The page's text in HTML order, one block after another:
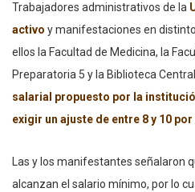
Trabajadores administrativos de la
activo y manifestaciones en
ellos la Facultad de Medicina, la
Preparatoria 5 y la Biblioteca
salarial propuesto por la
exigir un ajuste de entre 8 y 10
Las y los manifestantes señalaron
alcanzan el salario mínimo, por lo